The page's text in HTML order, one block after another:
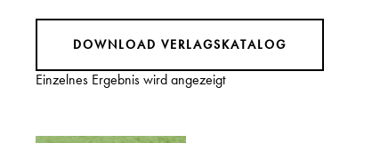
DOWNLOAD VERLAGSKATALOG
Einzelnes Ergebnis wird angezeigt